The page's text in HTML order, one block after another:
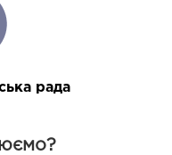
рада